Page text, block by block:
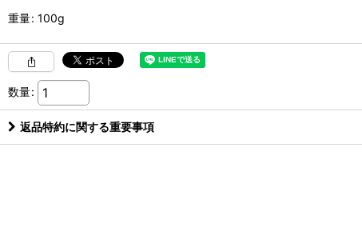
重量: 100g
数量:
返品特約に関する重要事項